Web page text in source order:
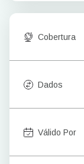
Cobertura
Dados
Válido Por